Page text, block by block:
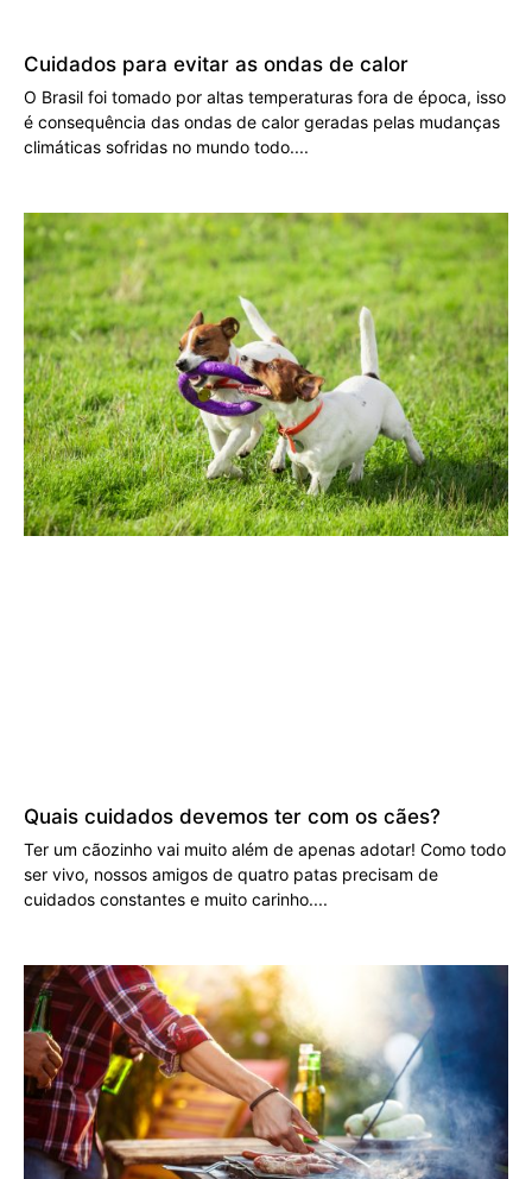
Cuidados para evitar as ondas de calor
O Brasil foi tomado por altas temperaturas fora de época, isso
é consequência das ondas de calor geradas pelas mudanças
climáticas sofridas no mundo todo.
Quais cuidados devemos ter com os cães?
Ter um cãozinho vai muito além de apenas adotar! Como todo
ser vivo, nossos amigos de quatro patas precisam de
cuidados constantes e muito carinho.